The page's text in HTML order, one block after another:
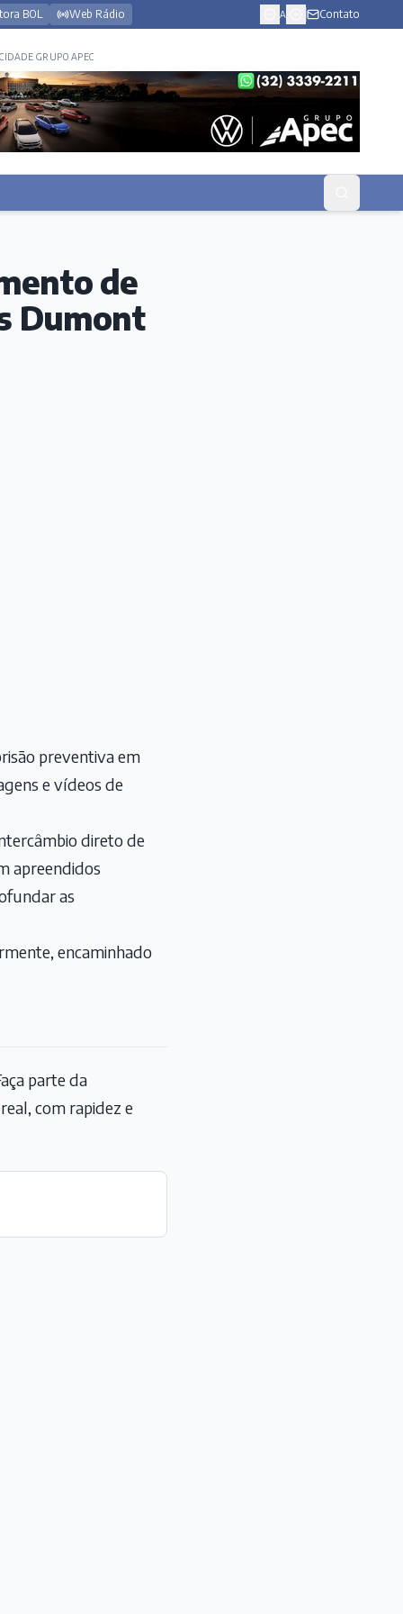
BOL Web Rádio A Contato
GRUPO APEC
de
Dumont
preventiva em
e vídeos de
direto de
apreendidos
as
encaminhado
parte da
com rapidez e